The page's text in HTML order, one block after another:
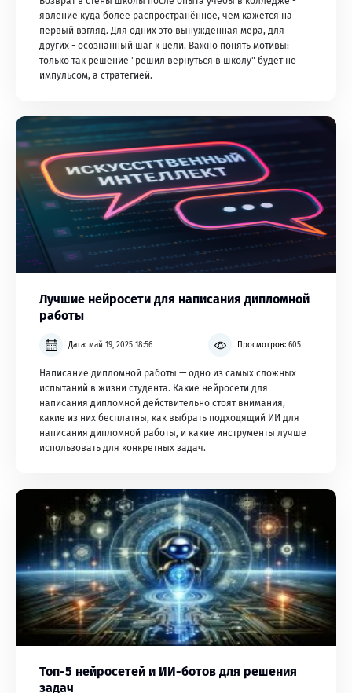
явление куда более распространённое, чем кажется на
первый взгляд. Для одних это вынужденная мера, для
других - осознанный шаг к цели. Важно понять мотивы:
только так решение "решил вернуться в школу" будет не
импульсом, а стратегией.
Лучшие нейросети для написания дипломной
работы
Дата: май 19, 2025 18:56 Просмотров: 605
Написание дипломной работы — одно из самых сложных
испытаний в жизни студента. Какие нейросети для
написания дипломной действительно стоят внимания,
какие из них бесплатны, как выбрать подходящий ИИ для
написания дипломной работы, и какие инструменты лучше
использовать для конкретных задач.
Топ-5 нейросетей и ИИ-ботов для решения
задач